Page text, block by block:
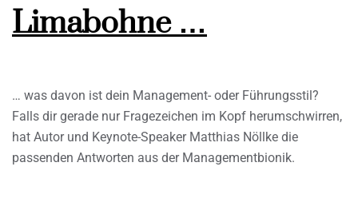
Limabohne …
… was davon ist dein Management- oder Führungsstil?
Falls dir gerade nur Fragezeichen im Kopf herumschwirren,
hat Autor und Keynote-Speaker Matthias Nöllke die
passenden Antworten aus der Managementbionik.